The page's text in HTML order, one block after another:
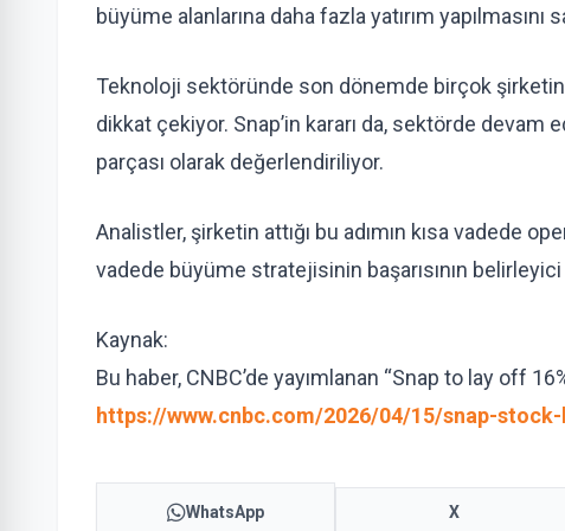
büyüme alanlarına daha fazla yatırım yapılmasını
Teknoloji sektöründe son dönemde birçok
dikkat çekiyor. Snap’in kararı da, sektörde devam
parçası olarak değerlendiriliyor.
Analistler, şirketin attığı bu adımın kısa vadede
vadede büyüme stratejisinin başarısının belirleyici
Kaynak:
Bu haber, CNBC’de yayımlanan “Snap to lay off
https://www.cnbc.com/2026/04/15/snap-
WhatsApp X